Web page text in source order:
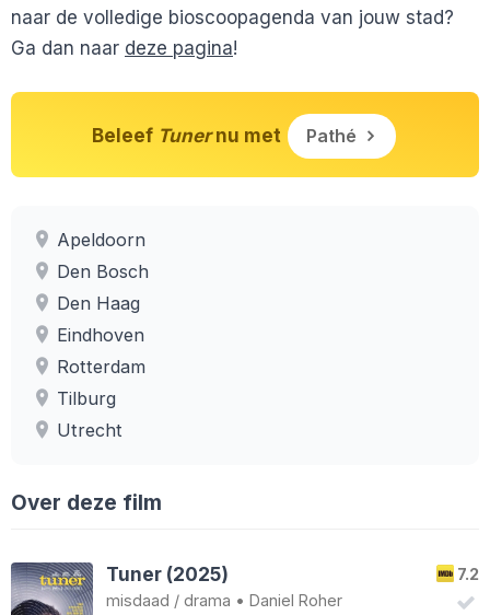
naar de volledige bioscoopagenda van jouw stad?
Ga dan naar deze pagina!
Beleef Tunernu met Pathé
Apeldoorn
Den Bosch
Den Haag
Eindhoven
Rotterdam
Tilburg
Utrecht
Over deze film
7.2
Tuner (2025)
misdaad / drama • Daniel Roher